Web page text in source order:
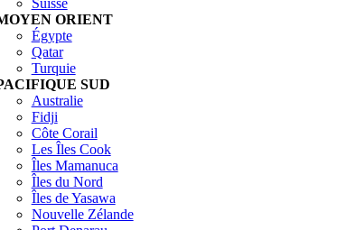
Suisse
ORIENT
Égypte
Qatar
Turquie
SUD
Australie
Fidji
Côte Corail
Les Îles Cook
Îles Mamanuca
Îles du Nord
Îles de Yasawa
Nouvelle Zélande